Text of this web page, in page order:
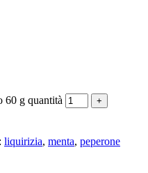
60 g quantità
liquirizia, menta, peperone